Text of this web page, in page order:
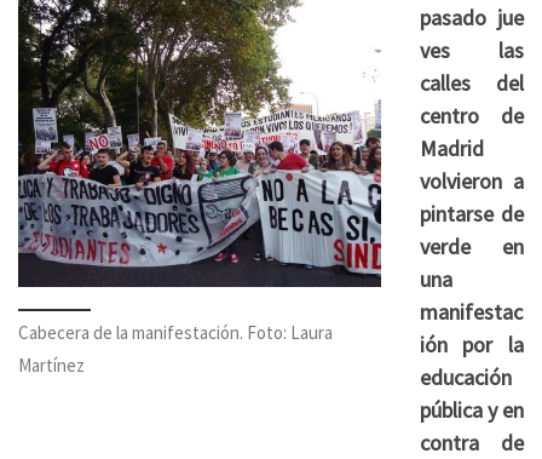
Cabecera de la manifestación. Foto: Laura
Martínez
pasado jue
ves las
calles del
centro de
Madrid
volvieron a
pintarse de
verde en
una
manifestac
ión por la
educación
pública y en
contra de